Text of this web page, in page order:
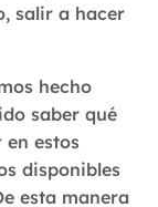
salir a hacer
hecho
saber qué
en estos
disponibles
esta manera